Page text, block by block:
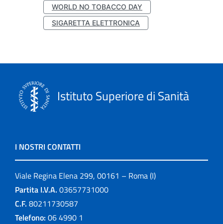
WORLD NO TOBACCO DAY
SIGARETTA ELETTRONICA
Istituto Superiore di Sanità
I NOSTRI CONTATTI
Viale Regina Elena 299, 00161 – Roma (I)
Partita I.V.A. 03657731000
C.F. 80211730587
Telefono: 06 4990 1